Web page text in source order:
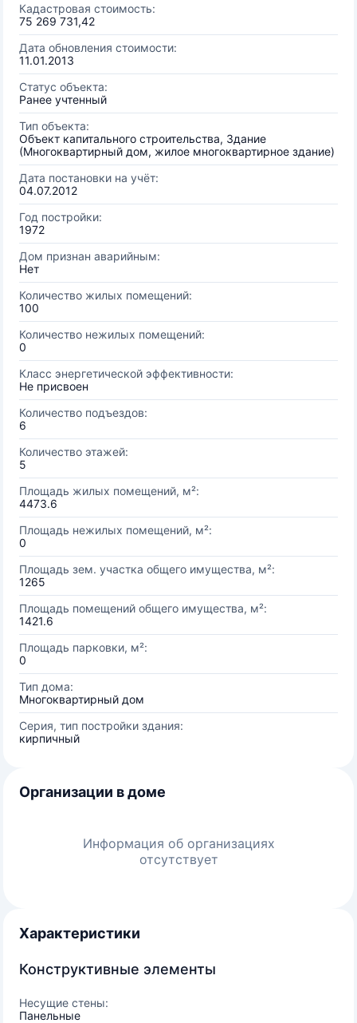
Кадастровая стоимость:
75 269 731,42
Дата обновления стоимости:
11.01.2013
Статус объекта:
Ранее учтенный
Тип объекта:
Объект капитального строительства, Здание
(Многоквартирный дом, жилое многоквартирное здание)
Дата постановки на учёт:
04.07.2012
Год постройки:
1972
Дом признан аварийным:
Нет
Количество жилых помещений:
100
Количество нежилых помещений:
0
Класс энергетической эффективности:
Не присвоен
Количество подъездов:
6
Количество этажей:
5
Площадь жилых помещений, м²:
4473.6
Площадь нежилых помещений, м²:
0
Площадь зем. участка общего имущества, м²:
1265
Площадь помещений общего имущества, м²:
1421.6
Площадь парковки, м²:
0
Тип дома:
Многоквартирный дом
Серия, тип постройки здания:
кирпичный
Организации в доме
Информация об организациях
отсутствует
Характеристики
Конструктивные элементы
Несущие стены:
Панельные